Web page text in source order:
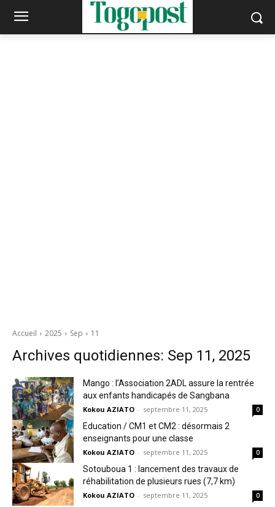
Accueil 2025 Sep 11
Archives quotidiennes: Sep 11, 2025
Mango : l’Association 2ADL assure la rentrée
aux enfants handicapés de Sangbana
Kokou AZIATO - septembre 11, 2025 0
Education / CM1 et CM2 : désormais 2
enseignants pour une classe
Kokou AZIATO - septembre 11, 2025 0
Sotouboua 1 : lancement des travaux de
réhabilitation de plusieurs rues (7,7 km)
Kokou AZIATO - septembre 11, 2025 0